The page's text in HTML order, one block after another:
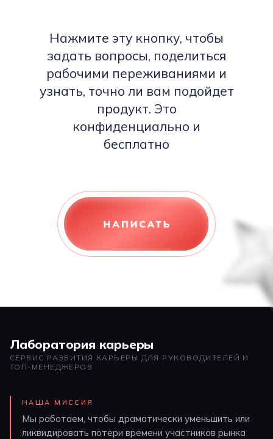
Нажмите эту кнопку, чтобы
задать вопросы, поделиться
рабочими переживаниями и
узнать, точно ли вам подойдет
продукт. Это
конфиденциально и
бесплатно
Лаборатория карьеры
СЕРВИС РАЗВИТИЯ КАРЬЕРЫ ДЛЯ РУКОВОДИТЕЛЕЙ И
ТОП-МЕНЕДЖЕРОВ
НАША МИССИЯ
Мы работаем, чтобы драматически уменьшить или
ликвидировать потери времени участников рынка